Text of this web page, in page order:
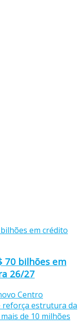
70 bilhões em
26/27